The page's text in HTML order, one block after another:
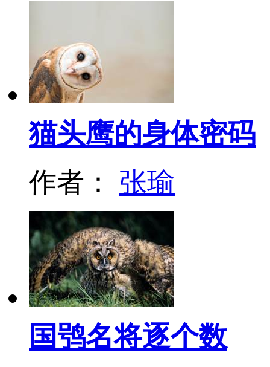
猫头鹰的身体密码
作者： 张瑜
国鸮名将逐个数